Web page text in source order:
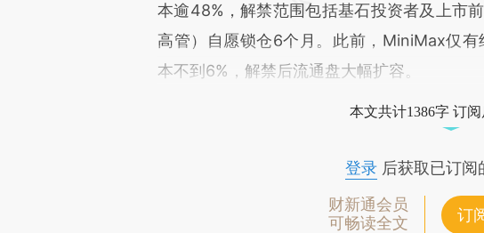
本逾48%，解禁范围包括基石投资者及上市
高管）自愿锁仓6个月。此前，MiniMax仅
本不到6%，解禁后流通盘大幅扩容。
本文共计1386字 订
登录后获取已订阅
财新通会员
可畅读全文
订